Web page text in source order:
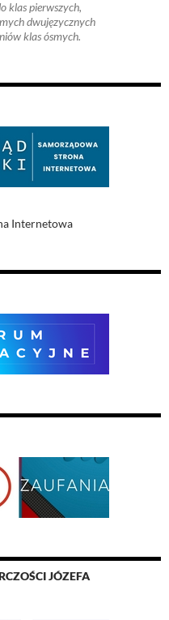
klas pierwszych,
dwujęzycznych
klas ósmych.
Internetowa
JÓZEFA